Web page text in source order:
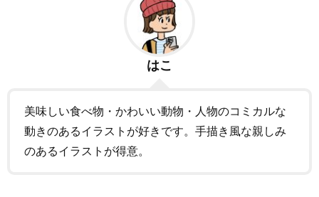
はこ
美味しい食べ物・かわいい動物・人物のコミカルな
動きのあるイラストが好きです。手描き風な親しみ
のあるイラストが得意。